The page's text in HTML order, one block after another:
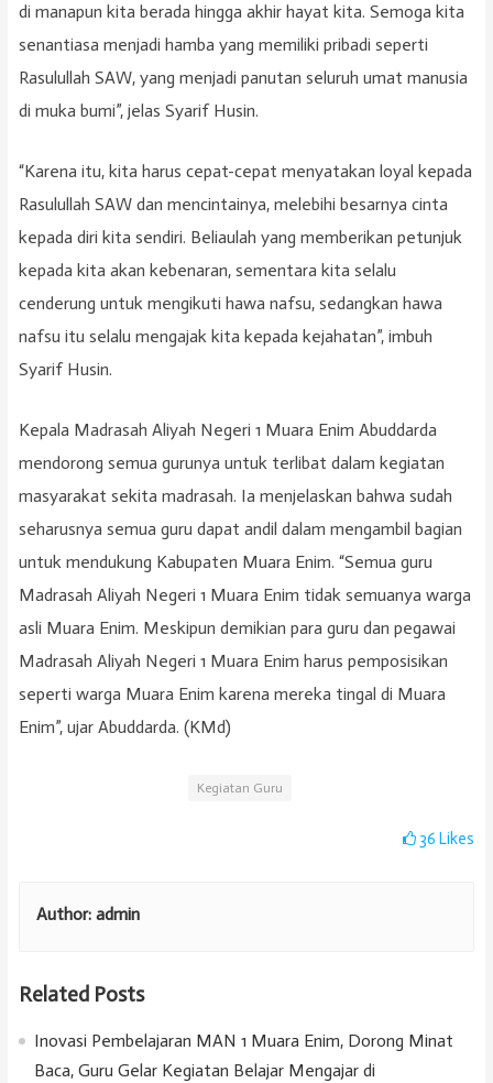
di manapun kita berada hingga akhir hayat kita. Semoga kita
senantiasa menjadi hamba yang memiliki pribadi seperti
Rasulullah SAW, yang menjadi panutan seluruh umat manusia
di muka bumi”, jelas Syarif Husin.
“Karena itu, kita harus cepat-cepat menyatakan loyal kepada
Rasulullah SAW dan mencintainya, melebihi besarnya cinta
kepada diri kita sendiri. Beliaulah yang memberikan petunjuk
kepada kita akan kebenaran, sementara kita selalu
cenderung untuk mengikuti hawa nafsu, sedangkan hawa
nafsu itu selalu mengajak kita kepada kejahatan”, imbuh
Syarif Husin.
Kepala Madrasah Aliyah Negeri 1 Muara Enim Abuddarda
mendorong semua gurunya untuk terlibat dalam kegiatan
masyarakat sekita madrasah. Ia menjelaskan bahwa sudah
seharusnya semua guru dapat andil dalam mengambil bagian
untuk mendukung Kabupaten Muara Enim. “Semua guru
Madrasah Aliyah Negeri 1 Muara Enim tidak semuanya warga
asli Muara Enim. Meskipun demikian para guru dan pegawai
Madrasah Aliyah Negeri 1 Muara Enim harus pemposisikan
seperti warga Muara Enim karena mereka tingal di Muara
Enim”, ujar Abuddarda. (KMd)
Kegiatan Guru
36Likes
Author: admin
Related Posts
Inovasi Pembelajaran MAN 1 Muara Enim, Dorong Minat
Baca, Guru Gelar Kegiatan Belajar Mengajar di